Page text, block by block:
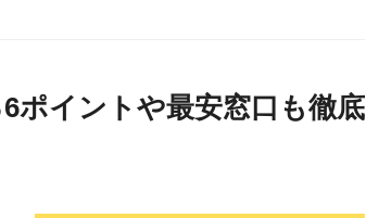
ポイントや最安窓口も徹底